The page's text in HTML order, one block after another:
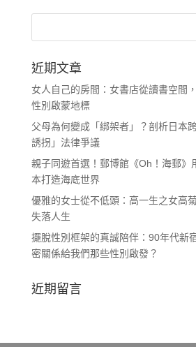
近期文章
女人自己的房間：女書店從讀書空間
性別啟蒙地標
父母為何變成「綁架者」？剖析日本
誘拐」法律爭議
親子同遊首選！郵博館《Oh！海郵》
本打造海底世界
優雅的女士從不低頭：高一生之女高
失落人生
擺脫性別框架的真誠陪伴：90年代新
密關係給我們那些性別啟發？
近期留言